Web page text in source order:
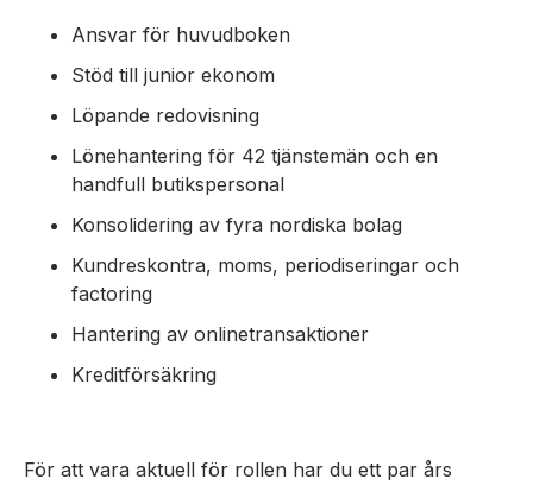
Ansvar för huvudboken
Stöd till junior ekonom
Löpande redovisning
Lönehantering för 42 tjänstemän och en
handfull butikspersonal
Konsolidering av fyra nordiska bolag
Kundreskontra, moms, periodiseringar och
factoring
Hantering av onlinetransaktioner
Kreditförsäkring
För att vara aktuell för rollen har du ett par års